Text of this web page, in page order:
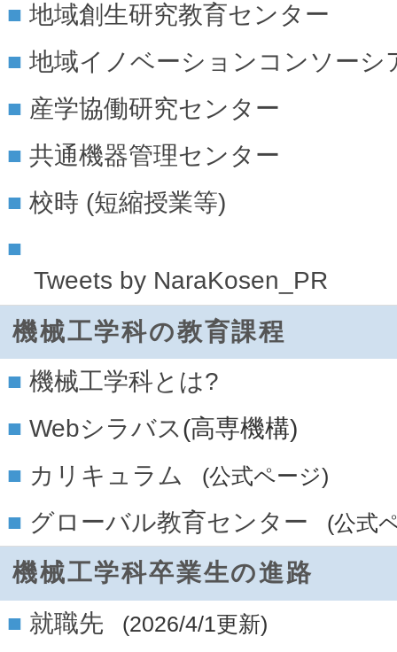
地域創生研究教育センター
地域イノベーションコンソーシ
産学協働研究センター
共通機器管理センター
校時 (短縮授業等)
Tweets by NaraKosen_PR
機械工学科の教育課程
機械工学科とは?
Webシラバス(高専機構)
カリキュラム
(公式ページ)
グローバル教育センター (公式
機械工学科卒業生の進路
就職先
(2026/4/1更新)